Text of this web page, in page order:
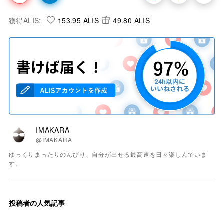
獲得ALIS: 153.95 ALIS 49.80 ALIS
IMAKARA
@IMAKARA
ゆっくりまったりのんびり、自分が出せる最高速を日々楽しんでいま
す。
投稿者の人気記事